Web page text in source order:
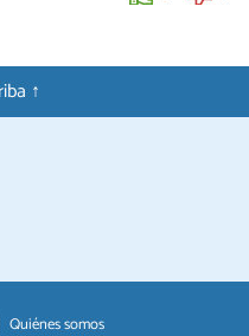
↑
Quiénes somos